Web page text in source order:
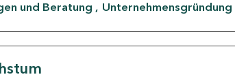
und Beratung Unternehmensgründung